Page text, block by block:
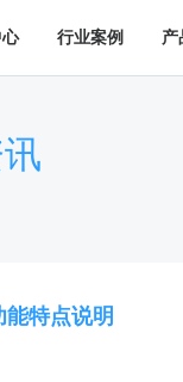
行业案例 产
特点说明